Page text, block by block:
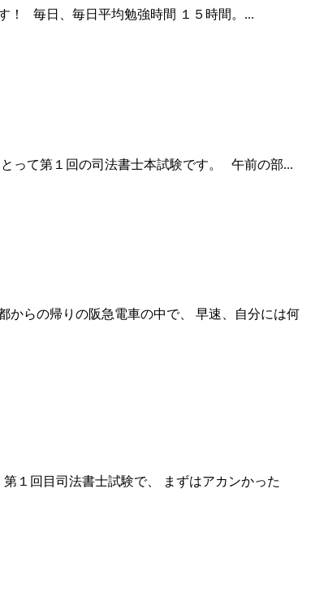
！ 毎日、毎日平均勉強時間 １５時間。...
って第１回の司法書士本試験です。 午前の部...
らの帰りの阪急電車の中で、 早速、自分には何
１回目司法書士試験で、 まずはアカンかった